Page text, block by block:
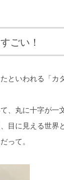
ごい！
といわれる「カ
、丸に十字が
目に見える世界
って。